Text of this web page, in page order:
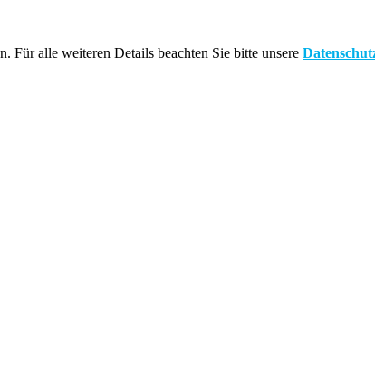
Für alle weiteren Details beachten Sie bitte unsere